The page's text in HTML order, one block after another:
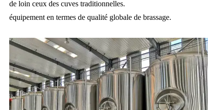
de loin ceux des cuves traditionnelles.
équipement en termes de qualité globale de brassage.